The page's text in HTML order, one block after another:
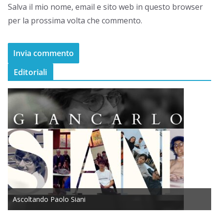
Salva il mio nome, email e sito web in questo browser
per la prossima volta che commento.
Editoriali
Ascoltando Paolo Siani